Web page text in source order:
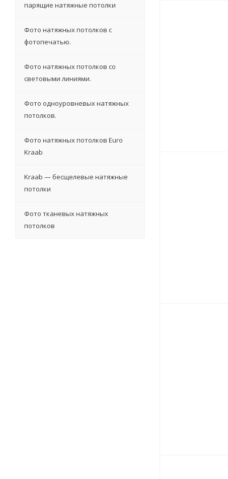
парящие натяжные потолки
Фото натяжных потолков с
фотопечатью.
Фото натяжных потолков со
световыми линиями.
Фото одноуровневых натяжных
потолков.
Фото натяжных потолков Euro
Kraab
Kraab — бесщелевые натяжные
потолки
Фото тканевых натяжных
потолков